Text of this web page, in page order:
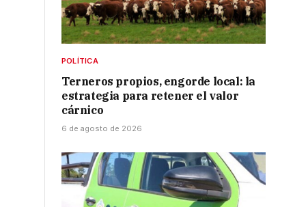
POLÍTICA
Terneros propios, engorde local: la
estrategia para retener el valor
cárnico
6 de agosto de 2026